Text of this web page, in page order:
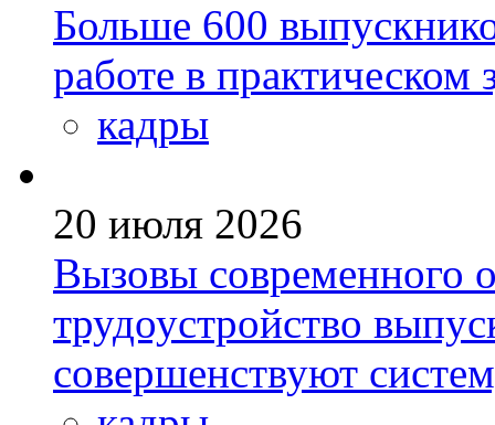
Больше 600
работе в практическом
кадры
20 июля 2026
Вызовы современного
трудоустройство
совершенствуют